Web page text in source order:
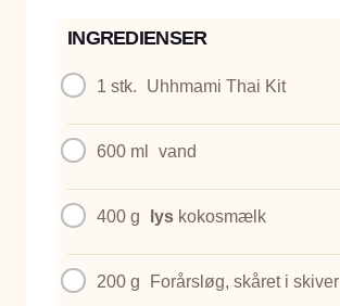
INGREDIENSER
1 stk. Uhhmami Thai Kit
600 ml vand
400 g lys kokosmælk
200 g Forårsløg, skåret i skiver